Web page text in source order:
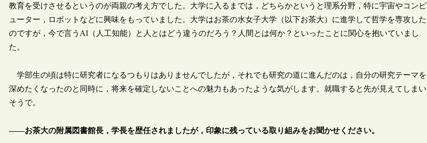
教育を受けさせるというのが両親の考え方でした。大学に入るまでは，どちらかというと理系分野，特に宇宙やコンピ
ューター，ロボットなどに興味をもっていました。大学はお茶の水女子大学（以下お茶大）に進学して哲学を専攻した
のですが，今で言うAI（人工知能）と人とはどう違うのだろう？人間とは何か？といったことに関心を抱いていまし
た。
学部生の頃は特に研究者になるつもりはありませんでしたが，それでも研究の道に進んだのは，自分の研究テーマを
深めたくなったのと同時に，将来を確定しないことへの魅力もあったような気がします。就職すると先が見えてしまい
そうで。
――お茶大の附属図書館長，学長を歴任されましたが，印象に残っている取り組みをお聞かせください。